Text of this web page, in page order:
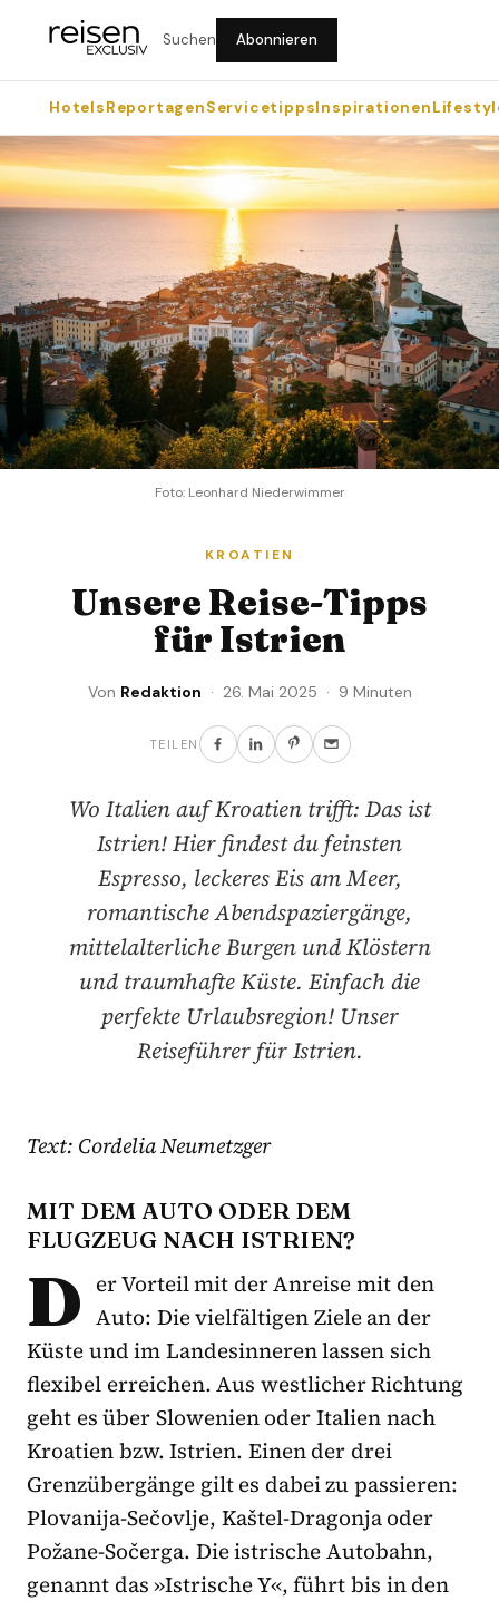
Suchen Abonnieren
HotelsReportagenServicetippsInspirationen
Foto: Leonhard Niederwimmer
KROATIEN
Unsere Reise-Tipps
für Istrien
Von Redaktion · 26. Mai 2025 · 9 Minuten
TEILEN
Wo Italien auf Kroatien trifft: Das ist
Istrien! Hier findest du feinsten
Espresso, leckeres Eis am Meer,
romantische Abendspaziergänge,
mittelalterliche Burgen und Klöstern
und traumhafte Küste. Einfach die
perfekte Urlaubsregion! Unser
Reiseführer für Istrien.
Text: Cordelia Neumetzger
MIT DEM AUTO ODER DEM
FLUGZEUG NACH ISTRIEN?
D er Vorteil mit der Anreise mit den
Auto: Die vielfältigen Ziele an der
Küste und im Landesinneren lassen sich
flexibel erreichen. Aus westlicher Richtung
geht es über Slowenien oder Italien nach
Kroatien bzw. Istrien. Einen der drei
Grenzübergänge gilt es dabei zu passieren:
Plovanija-Sečovlje, Kaštel-Dragonja oder
Požane-Sočerga. Die istrische Autobahn,
genannt das »Istrische Y«, führt bis in den